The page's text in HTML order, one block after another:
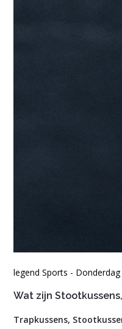
legend Sports -
Wat zijn
Trapkussens,